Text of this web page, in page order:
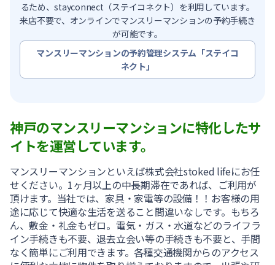
るため、stayconnect（ステイコネクト）を利用しています。
来店不要で、オンラインでマンスリーマンションの予約手続き
が可能です。
マンスリーマンションの予約管理システム「ステイコ
ネクト」
神戸のマンスリーマンションに特化したサ
イトを運営しています。
マンスリーマンションといえば株式会社stoked lifeにお任
せください。1ヶ月以上の中長期滞在であれば、ご利用が
頂けます。当社では、家具・家電等の設備！！お客様の用
途に応じて快適な生活を送ること間違いなしです。もちろ
ん、敷金・礼金もゼロ。電気・ガス・水道などのライフラ
イン手続きも不要、退去立会い等の手続きも不要と、手間
なく簡単にご利用できます。各種交通機関からのアクセス